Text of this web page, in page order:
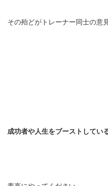
その殆どがトレーナー同士の意
成功者や人生をブーストしてい